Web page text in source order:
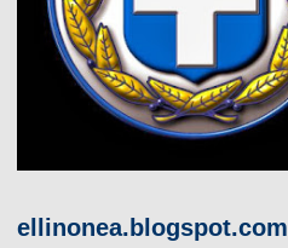
ellinonea.blogspot.com